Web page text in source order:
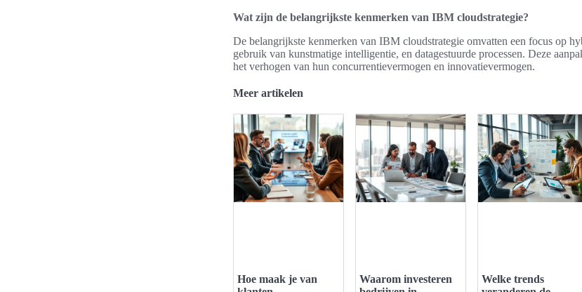
Wat zijn de belangrijkste kenmerken van IBM cloudstrategie?
De belangrijkste kenmerken van IBM cloudstrategie omvatten een focus op
gebruik van kunstmatige intelligentie, en datagestuurde processen. Deze
het verhogen van hun concurrentievermogen en innovatievermogen.
Meer artikelen
Hoe maak je van
Waarom investeren
Welke trends